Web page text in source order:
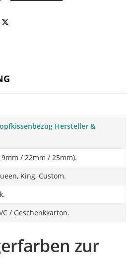
Hersteller &
/ 22mm / 25mm).
King, Custom.
/ Geschenkkarton.
zur